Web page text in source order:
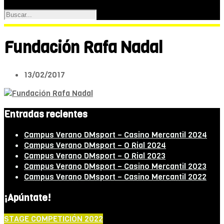
Fundación Rafa Nadal
13/02/2017
Entradas recientes
Campus Verano DMsport – Casino Mercantil 2024
Campus Verano DMsport – O Rial 2024
Campus Verano DMsport – O Rial 2023
Campus Verano DMsport – Casino Mercantil 2023
Campus Verano DMsport – Casino Mercantil 2022
¡Apúntate!
STAGE COMPETICIÓN 2022